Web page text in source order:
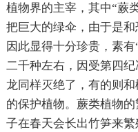
植物界的主宰，其中“
把巨大的绿伞，由于是
因此显得十分珍贵，素
二千种左右，因受第四
龙同样灭绝了，有的则
的保护植物。蕨类植物
子在春天会长出竹笋来